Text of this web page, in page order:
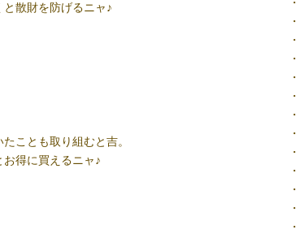
散財を防げるニャ♪
ことも取り組むと吉。
得に買えるニャ♪